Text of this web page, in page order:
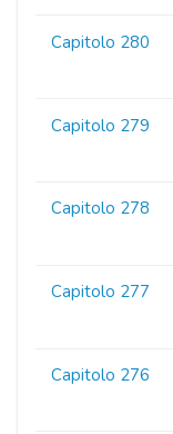
Capitolo 280
Capitolo 279
Capitolo 278
Capitolo 277
Capitolo 276